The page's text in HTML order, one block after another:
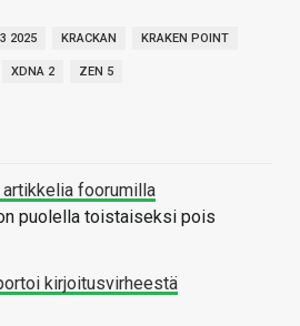
2025 KRACKAN KRAKEN POINT
XDNA 2 ZEN 5
foorumilla
puolella toistaiseksi pois
kirjoitusvirheestä